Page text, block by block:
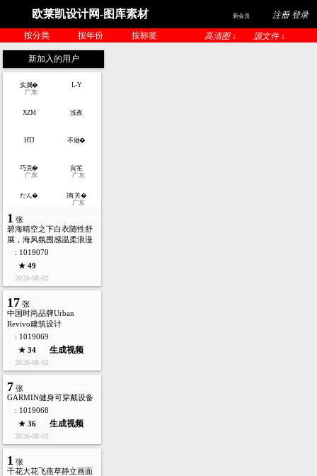
欧莱凯设计网-图库素材 新会员 注册 登录
按分类 按年份 按标签 高清图 ↓ 源文件 ↓
新加入的用户
实属�
广东
L-Y
XZM 浅夜
HTJ 不做�
巧克�
广东
貟笙
广东
だん�
[有关�
广东
1 张
碧海晴空之下白衣随性舒
展，海风氛围感温柔浪漫
: 1019070
★ 49
2026-08-02
17 张
中国时尚品牌Urban
Revivo建筑设计
: 1019069
★ 34
生成视频
2026-08-02
7 张
GARMIN健身可穿戴设备
: 1019068
★ 36
生成视频
2026-08-02
1 张
干花大花飞燕草静立画面